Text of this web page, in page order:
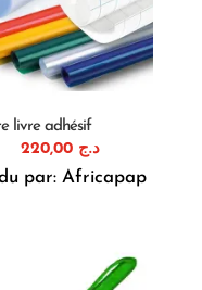
livre adhésif
د.ج 220,00
par: Africapap